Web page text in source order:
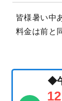
皆様暑い中
料金は前と